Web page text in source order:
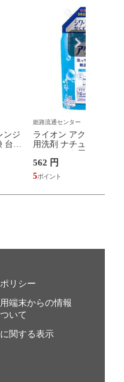
ンジ
所
姫路流通センター
ライオン アクロン おし
用洗剤 ナチュラルソー
り つめかえ用 大容量
柔軟成分入 洗たく用洗
562 円
5
リシー
端末からの情報
いて
関する表示